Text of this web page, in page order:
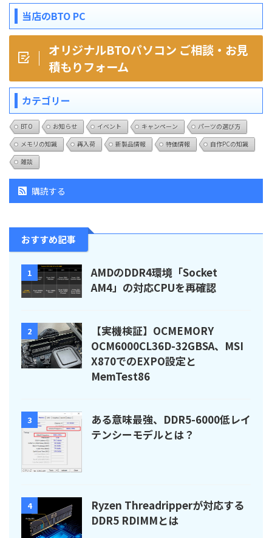
当店のBTO PC
オリジナルBTOパソコン ご相談・お見
積もりフォーム
カテゴリー
BTO お知らせ イベント キャンペーン
パーツの選び方
メモリの知識
再入荷 新製品情報 特価情報
自作PCの知識
雑談
購読する
おすすめ記事
1
AMDのDDR4環境「Socket
AM4」の対応CPUを再確認
2
【実機検証】OCMEMORY
OCM6000CL36D-32GBSA、MSI
X870でのEXPO設定と
MemTest86
3
ある意味最強、DDR5-6000低レイ
テンシーモデルとは？
4
Ryzen Threadripperが対応する
DDR5 RDIMMとは